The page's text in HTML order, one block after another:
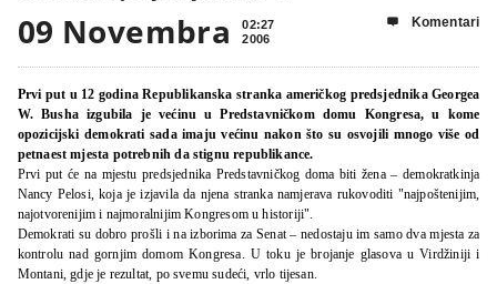
09 Novembra
02:27
2006
 Komentari
Prvi put u 12 godina Republikanska stranka američkog predsjednika Georgea
W. Busha izgubila je većinu u Predstavničkom domu Kongresa, u kome
opozicijski demokrati sada imaju većinu nakon što su osvojili mnogo više od
petnaest mjesta potrebnih da stignu republikance.
Prvi put će na mjestu predsjednika Predstavničkog doma biti žena – demokratkinja
Nancy Pelosi, koja je izjavila da njena stranka namjerava rukovoditi "najpoštenijim,
najotvorenijim i najmoralnijim Kongresom u historiji".
Demokrati su dobro prošli i na izborima za Senat – nedostaju im samo dva mjesta za
kontrolu nad gornjim domom Kongresa. U toku je brojanje glasova u Virdžiniji i
Montani, gdje je rezultat, po svemu sudeći, vrlo tijesan.